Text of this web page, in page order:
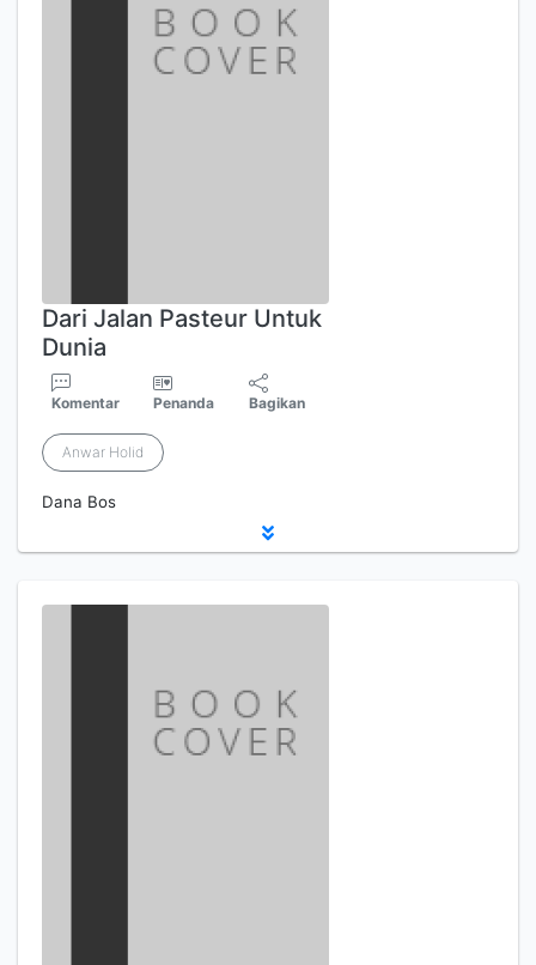
Dari Jalan Pasteur Untuk
Dunia
Komentar Penanda Bagikan
Anwar Holid
Dana Bos